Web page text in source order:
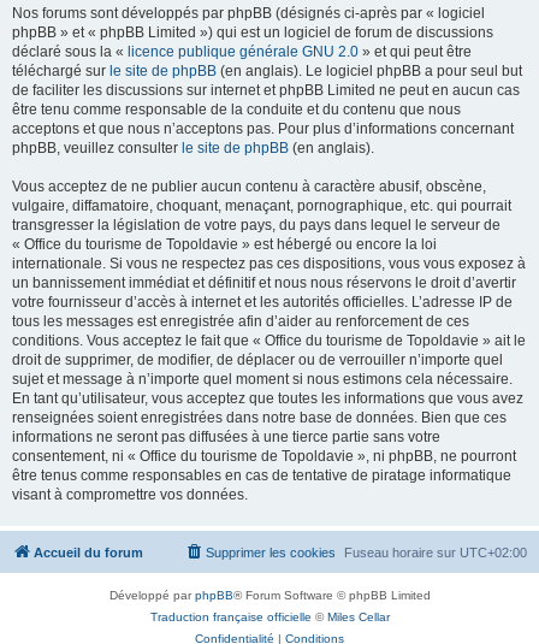
Nos forums sont développés par phpBB (désignés ci-après par « logiciel
phpBB » et « phpBB Limited ») qui est un logiciel de forum de discussions
déclaré sous la « licence publique générale GNU 2.0 » et qui peut être
téléchargé sur le site de phpBB (en anglais). Le logiciel phpBB a pour seul but
de faciliter les discussions sur internet et phpBB Limited ne peut en aucun cas
être tenu comme responsable de la conduite et du contenu que nous
acceptons et que nous n’acceptons pas. Pour plus d’informations concernant
phpBB, veuillez consulter le site de phpBB (en anglais).
Vous acceptez de ne publier aucun contenu à caractère abusif, obscène,
vulgaire, diffamatoire, choquant, menaçant, pornographique, etc. qui pourrait
transgresser la législation de votre pays, du pays dans lequel le serveur de
« Office du tourisme de Topoldavie » est hébergé ou encore la loi
internationale. Si vous ne respectez pas ces dispositions, vous vous exposez à
un bannissement immédiat et définitif et nous nous réservons le droit d’avertir
votre fournisseur d’accès à internet et les autorités officielles. L’adresse IP de
tous les messages est enregistrée afin d’aider au renforcement de ces
conditions. Vous acceptez le fait que « Office du tourisme de Topoldavie » ait le
droit de supprimer, de modifier, de déplacer ou de verrouiller n’importe quel
sujet et message à n’importe quel moment si nous estimons cela nécessaire.
En tant qu’utilisateur, vous acceptez que toutes les informations que vous avez
renseignées soient enregistrées dans notre base de données. Bien que ces
informations ne seront pas diffusées à une tierce partie sans votre
consentement, ni « Office du tourisme de Topoldavie », ni phpBB, ne pourront
être tenus comme responsables en cas de tentative de piratage informatique
visant à compromettre vos données.
Accueil du forum Fuseau horaire sur UTC+02:00
Supprimer les cookies
Développé parphpBB® Forum Software © phpBB Limited
Traduction française officielle ©Miles Cellar
Confidentialité | Conditions